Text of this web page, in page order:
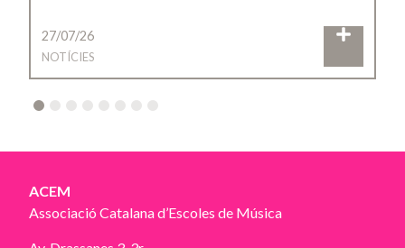
27/07/26
NOTÍCIES
4 5 6 7 8
ACEM
Associació Catalana d’Escoles de Música